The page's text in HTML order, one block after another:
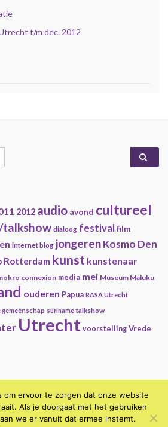
t/m dec. 2012
2012 audio avond cultureel
dialoog festival film
internet blog jongerenKosmo Den
Rotterdam kunst kunstenaar
connexion media mei Museum Maluku
ouderen Papua RASA Utrecht
gemeenschap suriname talkshow
Utrecht voorstelling Vrede
om ervoor te zorgen dat onze website
Als je doorgaat met het gebruiken
we er vanuit dat ermee instemt.